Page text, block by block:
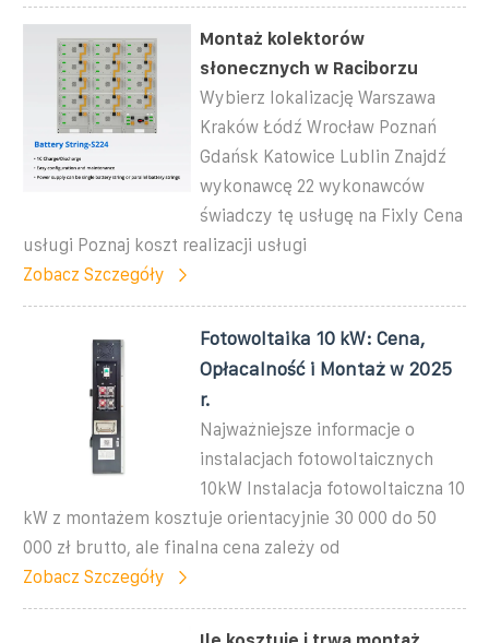
Montaż kolektorów
słonecznych w Raciborzu
Wybierz lokalizację Warszawa
Kraków Łódź Wrocław Poznań
Gdańsk Katowice Lublin Znajdź
wykonawcę 22 wykonawców
świadczy tę usługę na Fixly Cena
usługi Poznaj koszt realizacji usługi
Zobacz Szczegóły
Fotowoltaika 10 kW: Cena,
Opłacalność i Montaż w 2025
r.
Najważniejsze informacje o
instalacjach fotowoltaicznych
10kW Instalacja fotowoltaiczna 10
kW z montażem kosztuje orientacyjnie 30 000 do 50
000 zł brutto, ale finalna cena zależy od
Zobacz Szczegóły